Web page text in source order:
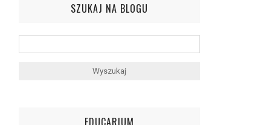
SZUKAJ NA BLOGU
EDUCARIUM